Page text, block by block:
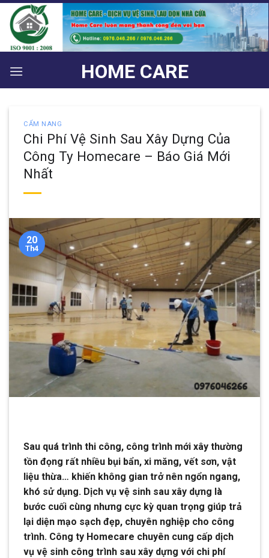
Bỏ
qua
nội
dung
HOME CARE
CẨM NANG
Chi Phí Vệ Sinh Sau Xây Dựng Của
Công Ty Homecare – Báo Giá Mới
Nhất
20
Th4
Sau quá trình thi công, công trình mới xây thường
tồn đọng rất nhiều bụi bẩn, xi măng, vết sơn, vật
liệu thừa… khiến không gian trở nên ngổn ngang,
khó sử dụng. Dịch vụ vệ sinh sau xây dựng là
bước cuối cùng nhưng cực kỳ quan trọng giúp trả
lại diện mạo sạch đẹp, chuyên nghiệp cho công
trình. Công ty Homecare chuyên cung cấp dịch
vụ vệ sinh công trình sau xây dựng với chi phí